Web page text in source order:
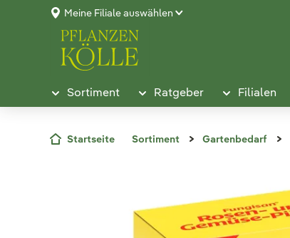
Meine Filiale auswählen
Sortiment Ratgeber Filialen
Startseite Sortiment Gartenbedarf